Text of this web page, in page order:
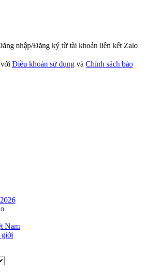
nhập/Đăng ký từ tài khoản liên kết Zalo
Điều khoản sử dụng và Chính sách bảo
Nam
giới